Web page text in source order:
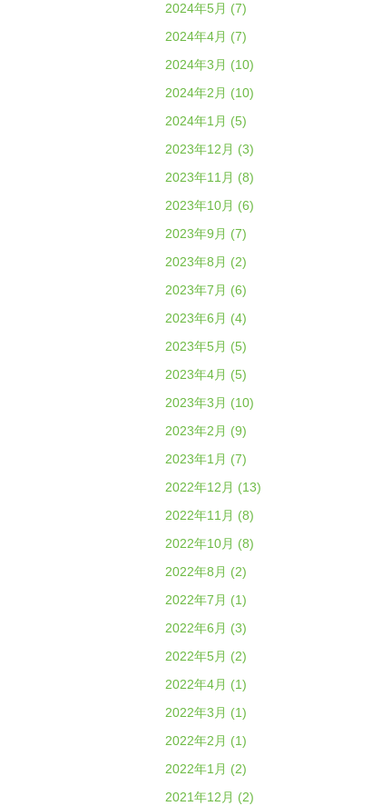
2024年5月 (7)
2024年4月 (7)
2024年3月 (10)
2024年2月 (10)
2024年1月 (5)
2023年12月 (3)
2023年11月 (8)
2023年10月 (6)
2023年9月 (7)
2023年8月 (2)
2023年7月 (6)
2023年6月 (4)
2023年5月 (5)
2023年4月 (5)
2023年3月 (10)
2023年2月 (9)
2023年1月 (7)
2022年12月 (13)
2022年11月 (8)
2022年10月 (8)
2022年8月 (2)
2022年7月 (1)
2022年6月 (3)
2022年5月 (2)
2022年4月 (1)
2022年3月 (1)
2022年2月 (1)
2022年1月 (2)
2021年12月 (2)